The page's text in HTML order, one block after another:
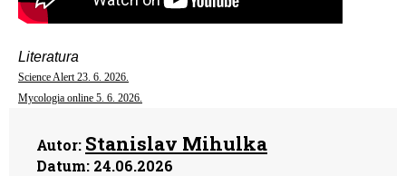
Literatura
Science Alert 23. 6. 2026.
Mycologia online 5. 6. 2026.
Autor: Stanislav Mihulka
Datum: 24.06.2026